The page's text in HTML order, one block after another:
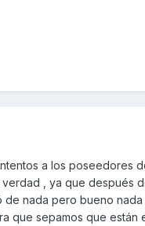
a los poseedores
, ya que después
nada pero bueno nada
que sepamos que están